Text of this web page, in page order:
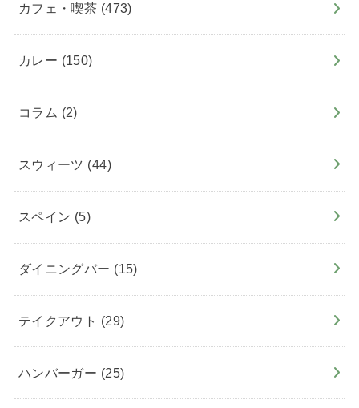
カフェ・喫茶 (473)
カレー (150)
コラム (2)
スウィーツ (44)
スペイン (5)
ダイニングバー (15)
テイクアウト (29)
ハンバーガー (25)